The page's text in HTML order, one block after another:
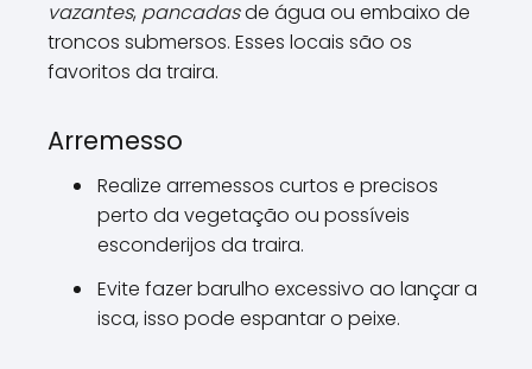
vazantes, pancadasde água ou embaixo de
troncos submersos. Esses locais são os
favoritos da traira.
Arremesso
Realize arremessos curtos e precisos
perto da vegetação ou possíveis
esconderijos da traira.
Evite fazer barulho excessivo ao lançar a
isca, isso pode espantar o peixe.